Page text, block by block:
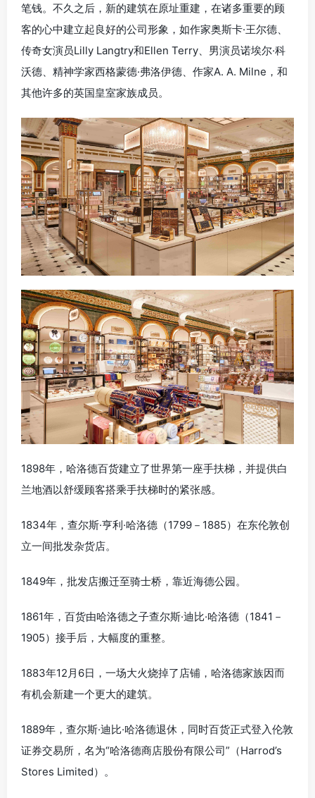
笔钱。不久之后，新的建筑在原址重建，在诸多重要的顾
客的心中建立起良好的公司形象，如作家奥斯卡·王尔德、
传奇女演员Lilly Langtry和Ellen Terry、男演员诺埃尔·科
沃德、精神学家西格蒙德·弗洛伊德、作家A. A. Milne，和
其他许多的英国皇室家族成员。
1898年，哈洛德百货建立了世界第一座手扶梯，并提供白
兰地酒以舒缓顾客搭乘手扶梯时的紧张感。
1834年，查尔斯·亨利·哈洛德（1799－1885）在东伦敦创
立一间批发杂货店。
1849年，批发店搬迁至骑士桥，靠近海德公园。
1861年，百货由哈洛德之子查尔斯·迪比·哈洛德（1841－
1905）接手后，大幅度的重整。
1883年12月6日，一场大火烧掉了店铺，哈洛德家族因而
有机会新建一个更大的建筑。
1889年，查尔斯·迪比·哈洛德退休，同时百货正式登入伦敦
证券交易所，名为“哈洛德商店股份有限公司”（Harrod’s
Stores Limited）。